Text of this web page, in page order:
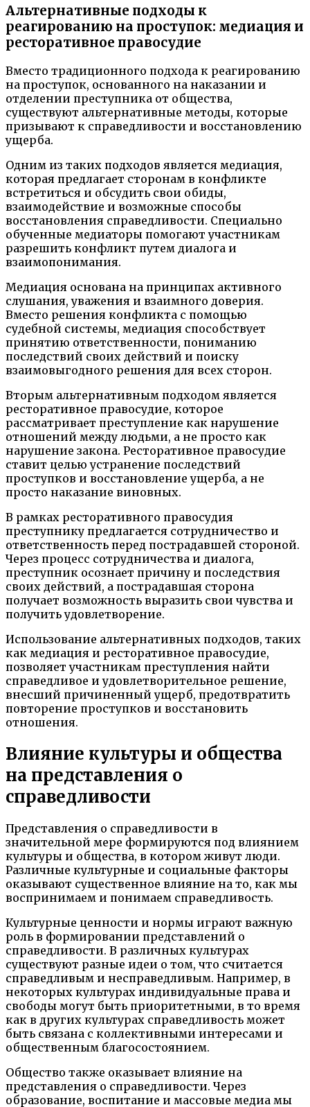
Альтернативные подходы к
реагированию на проступок: медиация и
ресторативное правосудие
Вместо традиционного подхода к реагированию
на проступок, основанного на наказании и
отделении преступника от общества,
существуют альтернативные методы, которые
призывают к справедливости и восстановлению
ущерба.
Одним из таких подходов является медиация,
которая предлагает сторонам в конфликте
встретиться и обсудить свои обиды,
взаимодействие и возможные способы
восстановления справедливости. Специально
обученные медиаторы помогают участникам
разрешить конфликт путем диалога и
взаимопонимания.
Медиация основана на принципах активного
слушания, уважения и взаимного доверия.
Вместо решения конфликта с помощью
судебной системы, медиация способствует
принятию ответственности, пониманию
последствий своих действий и поиску
взаимовыгодного решения для всех сторон.
Вторым альтернативным подходом является
ресторативное правосудие, которое
рассматривает преступление как нарушение
отношений между людьми, а не просто как
нарушение закона. Ресторативное правосудие
ставит целью устранение последствий
проступков и восстановление ущерба, а не
просто наказание виновных.
В рамках ресторативного правосудия
преступнику предлагается сотрудничество и
ответственность перед пострадавшей стороной.
Через процесс сотрудничества и диалога,
преступник осознает причину и последствия
своих действий, а пострадавшая сторона
получает возможность выразить свои чувства и
получить удовлетворение.
Использование альтернативных подходов, таких
как медиация и ресторативное правосудие,
позволяет участникам преступления найти
справедливое и удовлетворительное решение,
внесший причиненный ущерб, предотвратить
повторение проступков и восстановить
отношения.
Влияние культуры и общества
на представления о
справедливости
Представления о справедливости в
значительной мере формируются под влиянием
культуры и общества, в котором живут люди.
Различные культурные и социальные факторы
оказывают существенное влияние на то, как мы
воспринимаем и понимаем справедливость.
Культурные ценности и нормы играют важную
роль в формировании представлений о
справедливости. В различных культурах
существуют разные идеи о том, что считается
справедливым и несправедливым. Например, в
некоторых культурах индивидуальные права и
свободы могут быть приоритетными, в то время
как в других культурах справедливость может
быть связана с коллективными интересами и
общественным благосостоянием.
Общество также оказывает влияние на
представления о справедливости. Через
образование, воспитание и массовые медиа мы